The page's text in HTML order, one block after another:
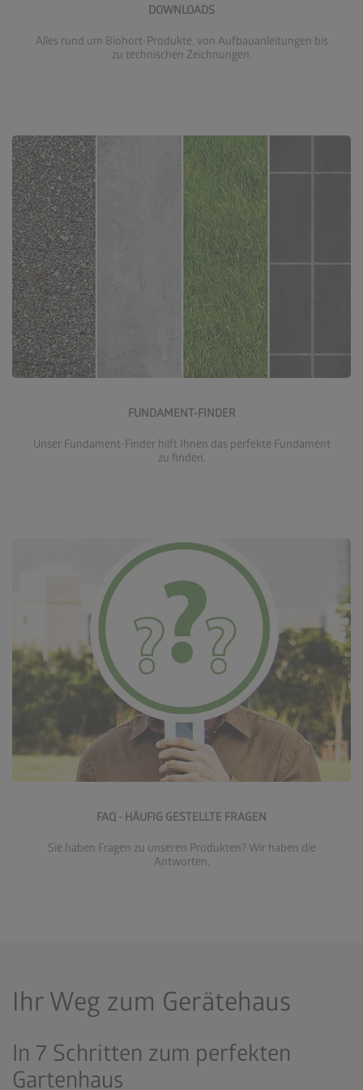
DOWNLOADS
Alles rund um Biohort-Produkte, von Aufbauanleitungen bis
zu technischen Zeichnungen.
FUNDAMENT-FINDER
Unser Fundament-Finder hilft Ihnen das perfekte Fundament
zu finden.
Zum Fundament-Finder
FAQ - HÄUFIG GESTELLTE FRAGEN
Sie haben Fragen zu unseren Produkten? Wir haben die
Antworten.
Ihr Weg zum Gerätehaus
In 7 Schritten zum perfekten
Gartenhaus